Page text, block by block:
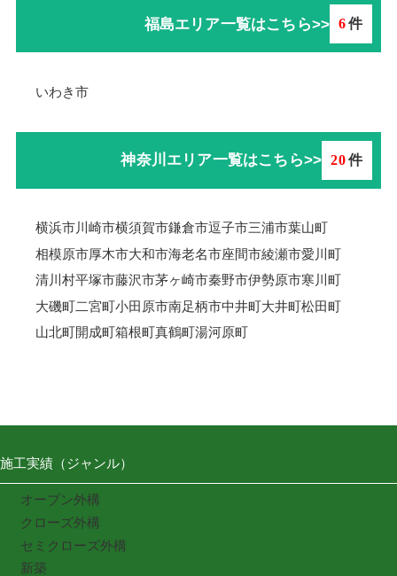
福島エリア一覧はこちら>> 6件
いわき市
神奈川エリア一覧はこちら>> 20件
横浜市川崎市横須賀市鎌倉市逗子市三浦市葉山町
相模原市厚木市大和市海老名市座間市綾瀬市愛川町
清川村平塚市藤沢市茅ヶ崎市秦野市伊勢原市寒川町
大磯町二宮町小田原市南足柄市中井町大井町松田町
山北町開成町箱根町真鶴町湯河原町
施工実績（ジャンル）
オープン外構
クローズ外構
セミクローズ外構
新築